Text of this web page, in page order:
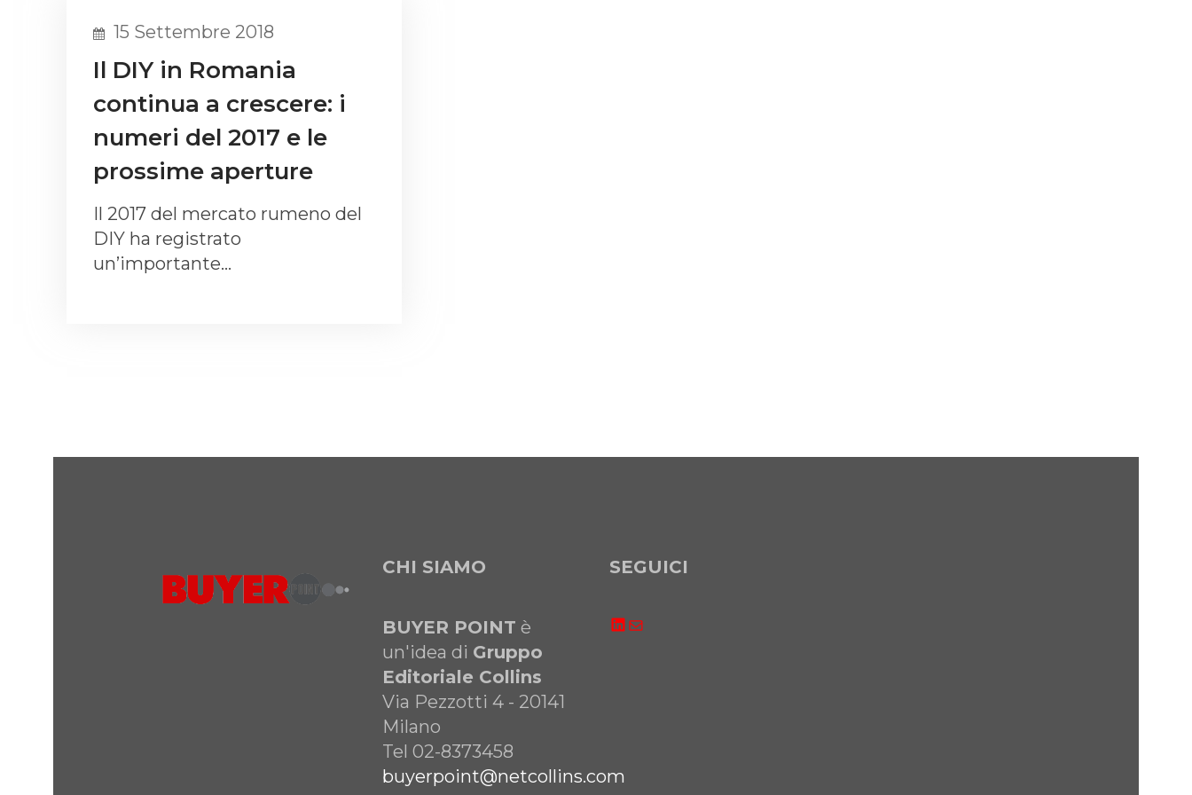
15 Settembre 2018
Il DIY in Romania
continua a crescere: i
numeri del 2017 e le
prossime aperture
Il 2017 del mercato rumeno del
DIY ha registrato
un’importante…
CHI SIAMO
BUYER POINT è
un'idea di Gruppo
Editoriale Collins
Via Pezzotti 4 - 20141
Milano
Tel 02-8373458
buyerpoint@netcollins.com
SEGUICI